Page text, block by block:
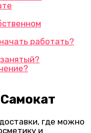
работать?
где можно
и